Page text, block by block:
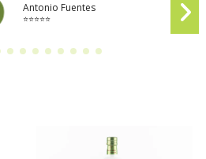
Antonio Fuentes
⭐⭐⭐⭐⭐